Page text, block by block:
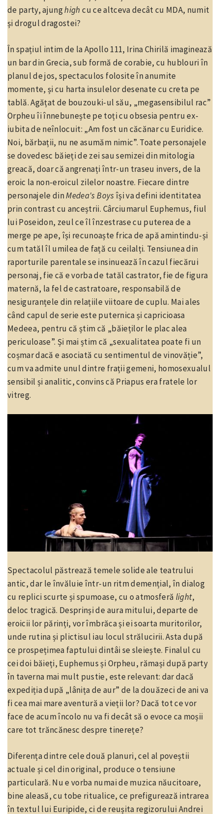
de party, ajunghigh cu ce altceva decât cu MDA, numit
și drogul dragostei?
În spațiul intim de la Apollo 111, Irina Chirilă imaginează
un bar din Grecia, sub formă de corabie, cu hublouri în
planul de jos, spectaculos folosite în anumite
momente, și cu harta insulelor desenate cu creta pe
tablă. Agățat de bouzouki-ul său, „megasensibilul rac”
Orpheu îi înnebunește pe toți cu obsesia pentru ex-
iubita de neînlocuit: „Am fost un căcănar cu Euridice.
Noi, bărbații, nu ne asumăm nimic”. Toate personajele
se dovedesc băieți de zei sau semizei din mitologia
greacă, doar că angrenați într-un traseu invers, de la
eroic la non-eroicul zilelor noastre. Fiecare dintre
personajele dinMedea's Boysîși va defini identitatea
prin contrast cu anceștrii. Cârciumarul Euphemus, fiul
lui Poseidon, zeul ce îl înzestrase cu puterea de a
merge pe ape, își recunoaște frica de apă amintindu-și
cum tatăl îl umilea de față cu ceilalți. Tensiunea din
raporturile parentale se insinuează în cazul fiecărui
personaj, fie că e vorba de tatăl castrator, fie de figura
maternă, la fel de castratoare, responsabilă de
nesiguranțele din relațiile viitoare de cuplu. Mai ales
când capul de serie este puternica și capricioasa
Medeea, pentru că știm că „băieților le plac alea
periculoase”. Și mai știm că „sexualitatea poate fi un
coșmar dacă e asociată cu sentimentul de vinovăție”,
cum va admite unul dintre frații gemeni, homosexualul
sensibil și analitic, convins că Priapus era fratele lor
vitreg.
Spectacolul păstrează temele solide ale teatrului
antic, dar le învăluie într-un ritm demențial, în dialog
cu replici scurte și spumoase, cu o atmosferă light,
deloc tragică. Desprinși de aura mitului, departe de
eroicii lor părinți, vor îmbrăca și ei soarta muritorilor,
unde rutina și plictisul iau locul strălucirii. Asta după
ce prospețimea faptului dintâi se sleiește. Finalul cu
cei doi băieți, Euphemus și Orpheu, rămași după party
în taverna mai mult pustie, este relevant: dar dacă
expediția după „lânița de aur” de la douăzeci de ani va
fi cea mai mare aventură a vieții lor? Dacă tot ce vor
face de acum încolo nu va fi decât să o evoce ca moșii
care tot trăncănesc despre tinerețe?
Diferența dintre cele două planuri, cel al poveștii
actuale și cel din original, produce o tensiune
particulară. Nu e vorba numai de muzica năucitoare,
bine aleasă, cu tobe ritualice, ce prefigurează intrarea
în textul lui Euripide, ci de reușita regizorului Andrei